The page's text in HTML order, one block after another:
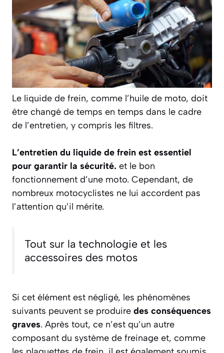
Le liquide de frein, comme l’huile de moto, doit
être changé de temps en temps dans le cadre
de l’entretien, y compris les filtres.
L’entretien du liquide de frein est essentiel
pour garantir la sécurité. et le bon
fonctionnement d’une moto. Cependant, de
nombreux motocyclistes ne lui accordent pas
l’attention qu’il mérite.
Tout sur la technologie et les
accessoires des motos
Si cet élément est négligé, les phénomènes
suivants peuvent se produire des conséquences
graves. Après tout, ce n’est qu’un autre
composant du système de freinage et, comme